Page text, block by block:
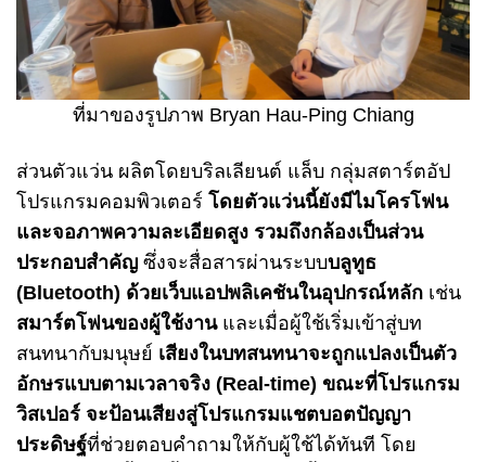
ที่มาของรูปภาพ Bryan Hau-Ping Chiang
ส่วนตัวแว่น ผลิตโดยบริลเลียนต์ แล็บ กลุ่มสตาร์ตอัป
โปรแกรมคอมพิวเตอร์ โดยตัวแว่นนี้ยังมีไมโครโฟน
และจอภาพความละเอียดสูง รวมถึงกล้องเป็นส่วน
ประกอบสำคัญ ซึ่งจะสื่อสารผ่านระบบบลูทูธ
(Bluetooth) ด้วยเว็บแอปพลิเคชันในอุปกรณ์หลัก เช่น
สมาร์ตโฟนของผู้ใช้งานและเมื่อผู้ใช้เริ่มเข้าสู่บท
สนทนากับมนุษย์ เสียงในบทสนทนาจะถูกแปลงเป็นตัว
อักษรแบบตามเวลาจริง (Real-time) ขณะที่โปรแกรม
วิสเปอร์ จะป้อนเสียงสู่โปรแกรมแชตบอตปัญญา
ประดิษฐ์ที่ช่วยตอบคำถามให้กับผู้ใช้ได้ทันที โดย